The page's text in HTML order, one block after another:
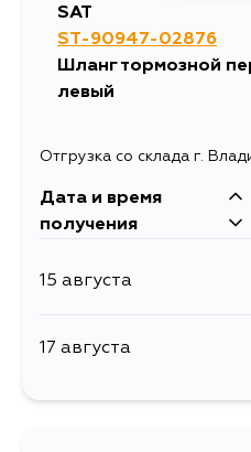
SAT
ST-90947-02876
Шланг тормозной
левый
Отгрузка со склада г.
Дата и время
получения
15 августа
17 августа